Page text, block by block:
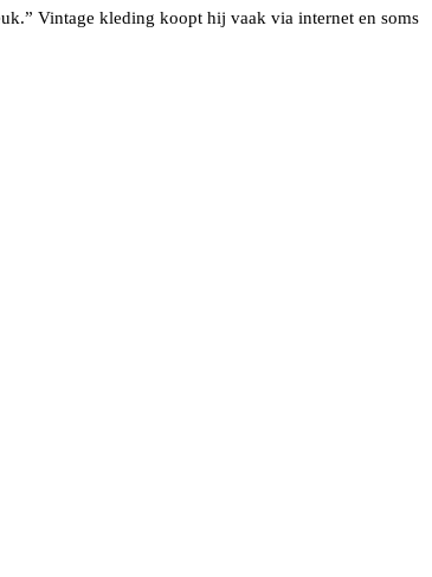
Vintage kleding koopt hij vaak via internet en soms